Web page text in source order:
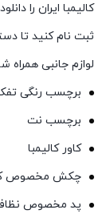
کالیمبا ایران را دانلود
ثبت نام کنید تا
لوازم جانبی همراه
برچسب رنگی
برچسب نت
کاور کالیمبا
چکش مخصوص
پد مخصوص